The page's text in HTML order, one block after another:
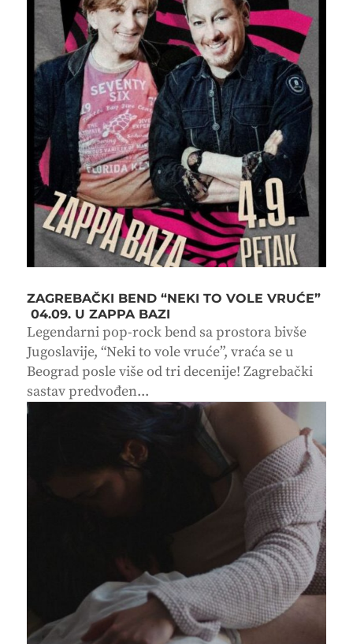
ZAGREBAČKI BEND “NEKI TO VOLE VRUĆE”
04.09. U ZAPPA BAZI
Legendarni pop-rock bend sa prostora bivše
Jugoslavije, “Neki to vole vruće”, vraća se u
Beograd posle više od tri decenije! Zagrebački
sastav predvođen...